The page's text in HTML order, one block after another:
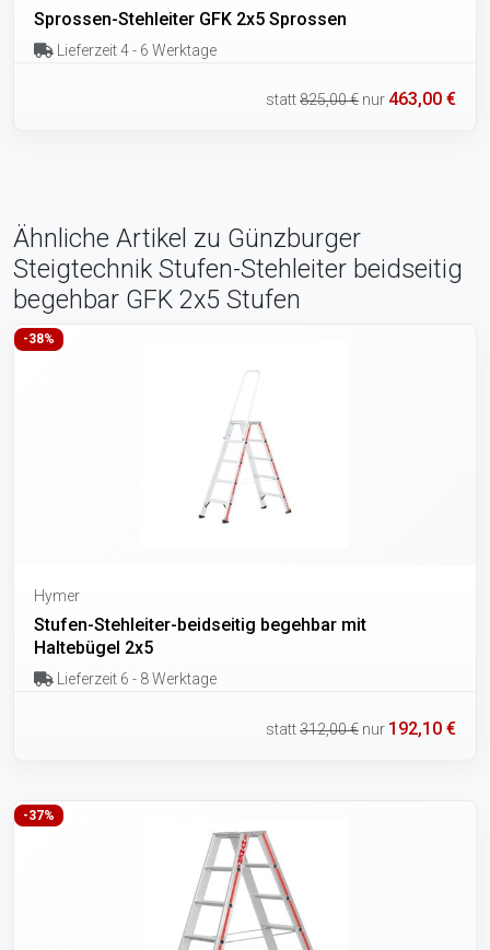
Sprossen-Stehleiter GFK 2x5 Sprossen
Lieferzeit 4 - 6 Werktage
statt825,00 € nur 463,00 €
Ähnliche Artikel zu Günzburger
Steigtechnik Stufen-Stehleiter beidseitig
begehbar GFK 2x5 Stufen
-38%
Hymer
Stufen-Stehleiter-beidseitig begehbar mit
Haltebügel 2x5
Lieferzeit 6 - 8 Werktage
statt312,00 € nur 192,10 €
-37%